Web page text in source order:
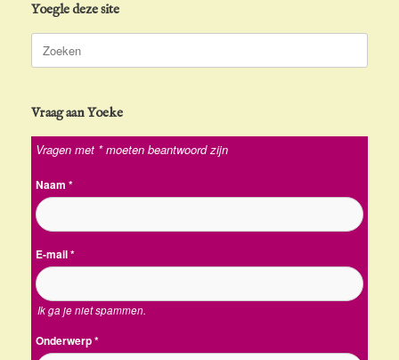
Yoegle deze site
Zoeken
naar:
Vraag aan Yoeke
Vragen met * moeten beantwoord zijn
Naam *
E-mail*
Ik ga je niet spammen.
Onderwerp*